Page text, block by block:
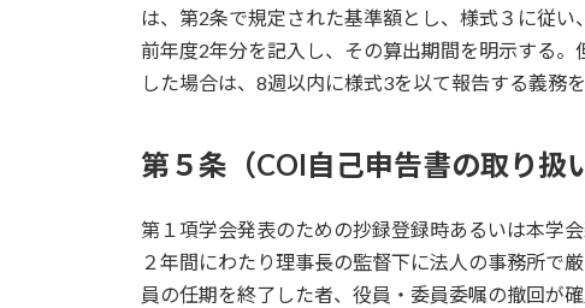
は、第2条で規定された基準額とし、様式３に従
前年度2年分を記入し、その算出期間を明示する
した場合は、8週以内に様式3を以て報告する義務
第５条（COI自己申告書の取り扱
第１項学会発表のための抄録登録時あるいは本学
２年間にわたり理事長の監督下に法人の事務所で
員の任期を終了した者、役員・委員委嘱の撤回が